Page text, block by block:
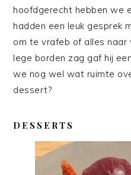
hoofdgerecht hebben we
hadden een leuk gesprek
om te vrafeb of alles naar
lege borden zag gaf hij
we nog wel wat ruimte
dessert?
DESSERTS